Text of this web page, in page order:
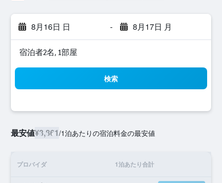
8月16日 日 - 8月17日 月
宿泊者2名, 1​部屋
検索
最安値¥3,861/1泊あたりの宿泊料金の最安値
プロバイダ 1泊あたり合計